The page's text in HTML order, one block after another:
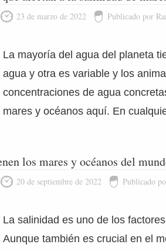
23 de marzo de 2022 Publicado por
La mayoría del agua del planeta
agua y otra es variable y los
concentraciones de agua
mares y océanos aquí. En
los mares y océanos del
20 de septiembre de 2022 Publicado
La salinidad es uno de los
Aunque también es crucial en el